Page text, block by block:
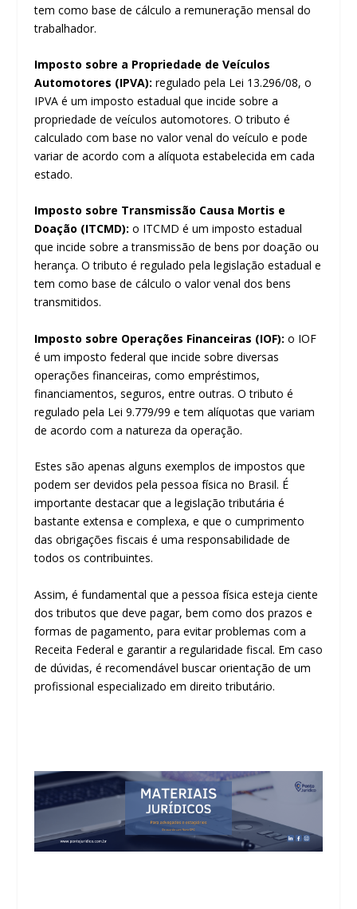
tem como base de cálculo a remuneração mensal do
trabalhador.
Imposto sobre a Propriedade de Veículos
Automotores (IPVA): regulado pela Lei 13.296/08, o
IPVA é um imposto estadual que incide sobre a
propriedade de veículos automotores. O tributo é
calculado com base no valor venal do veículo e pode
variar de acordo com a alíquota estabelecida em cada
estado.
Imposto sobre Transmissão Causa Mortis e
Doação (ITCMD): o ITCMD é um imposto estadual
que incide sobre a transmissão de bens por doação ou
herança. O tributo é regulado pela legislação estadual e
tem como base de cálculo o valor venal dos bens
transmitidos.
Imposto sobre Operações Financeiras (IOF): o IOF
é um imposto federal que incide sobre diversas
operações financeiras, como empréstimos,
financiamentos, seguros, entre outras. O tributo é
regulado pela Lei 9.779/99 e tem alíquotas que variam
de acordo com a natureza da operação.
Estes são apenas alguns exemplos de impostos que
podem ser devidos pela pessoa física no Brasil. É
importante destacar que a legislação tributária é
bastante extensa e complexa, e que o cumprimento
das obrigações fiscais é uma responsabilidade de
todos os contribuintes.
Assim, é fundamental que a pessoa física esteja ciente
dos tributos que deve pagar, bem como dos prazos e
formas de pagamento, para evitar problemas com a
Receita Federal e garantir a regularidade fiscal. Em caso
de dúvidas, é recomendável buscar orientação de um
profissional especializado em direito tributário.